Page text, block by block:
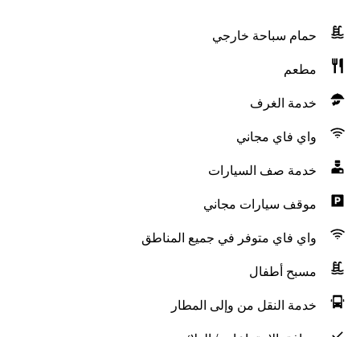
حمام سباحة خارجي
مطعم
خدمة الغرف
واي فاي مجاني
خدمة صف السيارات
موقف سيارات مجاني
واي فاي متوفر في جميع المناطق
مسبح أطفال
خدمة النقل من وإلى المطار